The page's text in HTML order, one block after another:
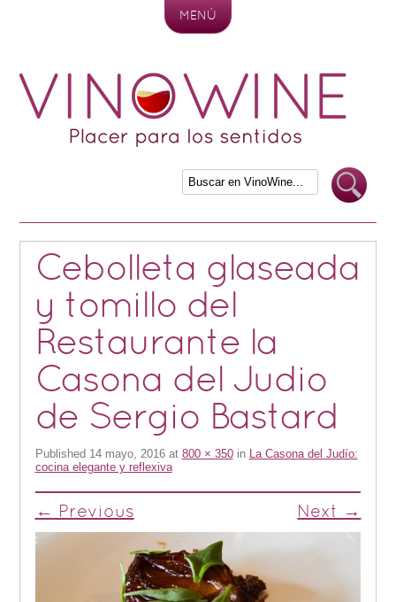
MENÚ
Cebolleta glaseada
y tomillo del
Restaurante la
Casona del Judio
de Sergio Bastard
Published 14 mayo, 2016at 800 × 350in La Casona del Judío:
cocina elegante y reflexiva
← Previous Next →